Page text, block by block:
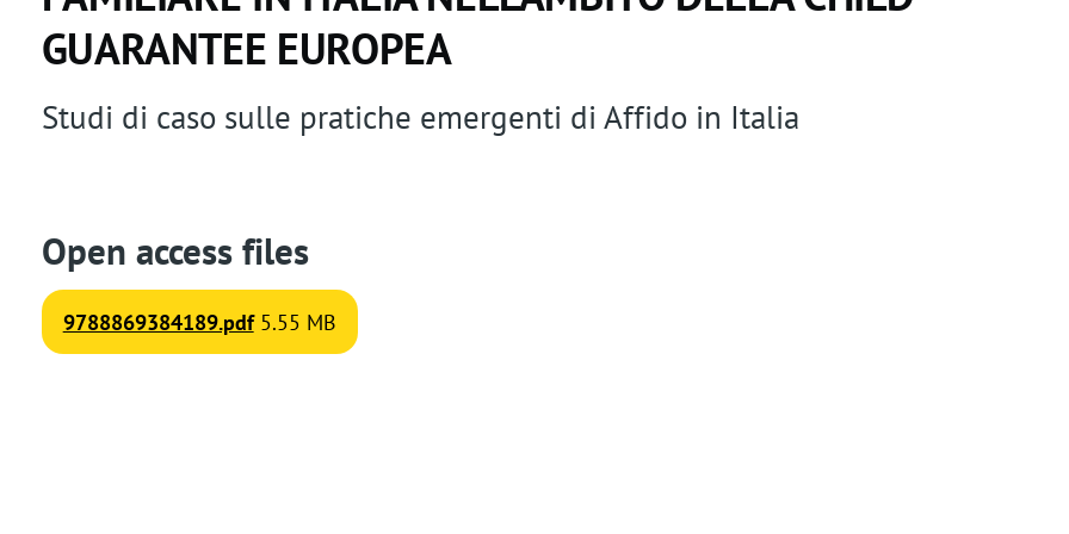
t
o
GUARANTEE EUROPEA
Studi di caso sulle pratiche emergenti di Affido in Italia
Open access files
9788869384189.pdf 5.55 MB